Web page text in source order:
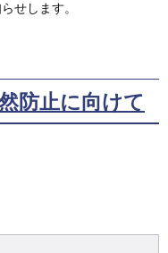
せします。
防止に向けて